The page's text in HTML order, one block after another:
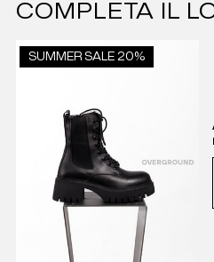
COMPLETA IL
SUMMER SALE 20%